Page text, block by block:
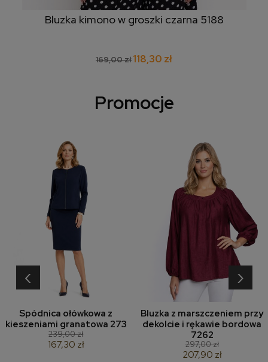
Bluzka kimono w groszki czarna 5188
169,00 zł118,30 zł
Promocje
Spódnica ołówkowa z
kieszeniami granatowa 273
239,00 zł
167,30 zł
Bluzka z marszczeniem przy
dekolcie i rękawie bordowa
7262
297,00 zł
207,90 zł
‹ ›